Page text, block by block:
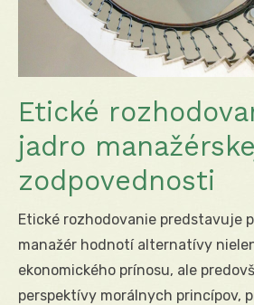
Etické
jadro
zodpovednosti
Etické rozhodovanie predstavuje
manažér hodnotí alternatívy
ekonomického prínosu, ale
perspektívy morálnych princípov,